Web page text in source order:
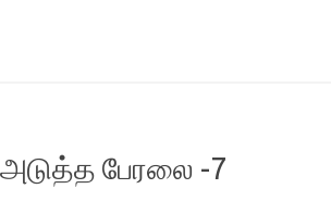
பேரலை -7